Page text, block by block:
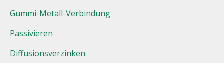
Gummi-Metall-Verbindung
Passivieren
Diffusionsverzinken